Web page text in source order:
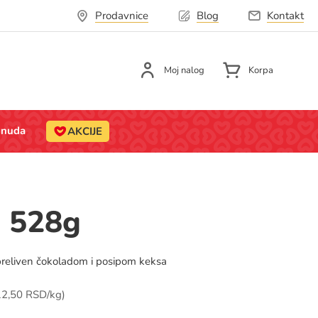
Prodavnice Blog Kontakt
Moj nalog Korpa
AKCIJE
čokoladom i posipom keksa
za jedinicu mere:
RSD/kg)